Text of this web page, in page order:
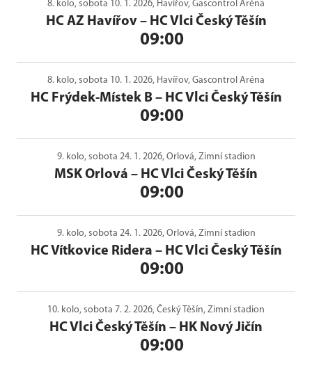
8. kolo, sobota 10. 1. 2026, Havířov, Gascontrol Aréna
HC AZ Havířov– HC Vlci Český Těšín
09:00
8. kolo, sobota 10. 1. 2026, Havířov, Gascontrol Aréna
HC Frýdek-Místek B– HC Vlci Český Těšín
09:00
9. kolo, sobota 24. 1. 2026, Orlová, Zimní stadion
MSK Orlová – HC Vlci Český Těšín
09:00
9. kolo, sobota 24. 1. 2026, Orlová, Zimní stadion
HC Vítkovice Ridera – HC Vlci Český Těšín
09:00
10. kolo, sobota 7. 2. 2026, Český Těšín, Zimní stadion
HC Vlci Český Těšín – HK Nový Jičín
09:00